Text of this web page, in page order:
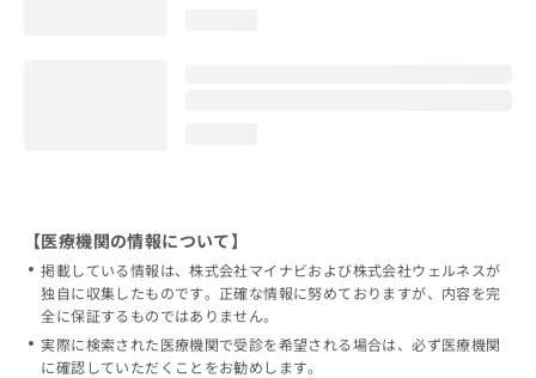
【医療機関の情報について】
掲載している情報は、株式会社マイナビおよび株式会社ウェルネスが
独自に収集したものです。正確な情報に努めておりますが、内容を完
全に保証するものではありません。
実際に検索された医療機関で受診を希望される場合は、必ず医療機関
に確認していただくことをお勧めします。